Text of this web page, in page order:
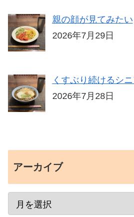
親の顔が見てみたい
2026年7月29日
くすぶり続けるシ
2026年7月28日
アーカイブ